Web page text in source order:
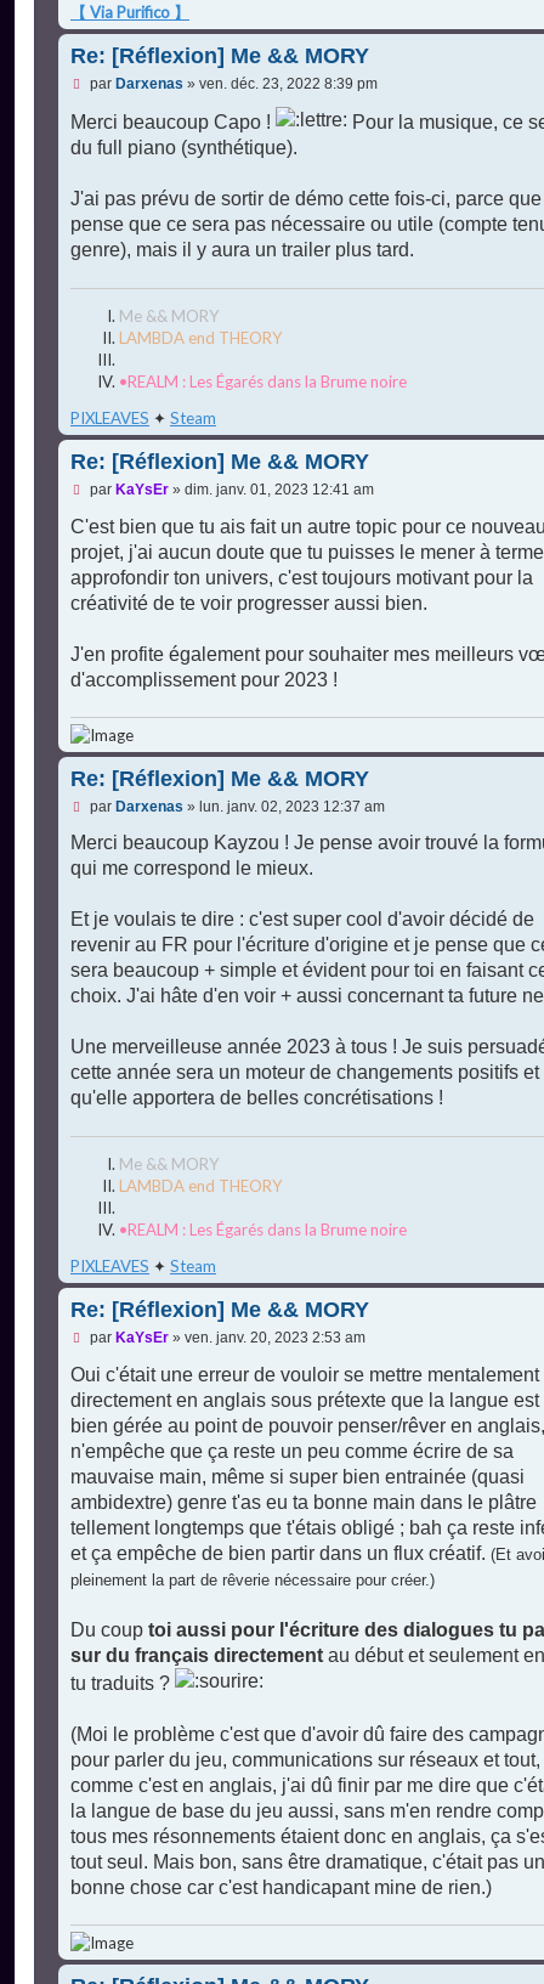
【 Via Purifico 】
Re: [Réflexion] Me && MORY
M
s
s
a
n
o
n
l
par Darxenas » ven. déc. 23, 2022 8:39 pm
Merci beaucoup Capo !
Pour la musique, ce
du full piano (synthétique).
J'ai pas prévu de sortir de démo cette fois-ci, parce
pense que ce sera pas nécessaire ou utile (compte
genre), mais il y aura un trailer plus tard.
Me && MORY
LAMBDA end THEORY
•REALM : Les Égarés dans la Brume noire
PIXLEAVES ✦ Steam
Re: [Réflexion] Me && MORY
M
s
a
g
e
n
l
u
par KaYsEr» dim. janv. 01, 2023 12:41 am
C'est bien que tu ais fait un autre topic pour ce
projet, j'ai aucun doute que tu puisses le mener à
approfondir ton univers, c'est toujours motivant pour la
créativité de te voir progresser aussi bien.
J'en profite également pour souhaiter mes meilleurs
d'accomplissement pour 2023 !
Re: [Réflexion] Me && MORY
M
s
a
n
o
l
u
par Darxenas » lun. janv. 02, 2023 12:37 am
Merci beaucoup Kayzou ! Je pense avoir trouvé la
qui me correspond le mieux.
Et je voulais te dire : c'est super cool d'avoir décidé de
revenir au FR pour l'écriture d'origine et je pense que
sera beaucoup + simple et évident pour toi en faisant
choix. J'ai hâte d'en voir + aussi concernant ta future
Une merveilleuse année 2023 à tous ! Je suis
cette année sera un moteur de changements positifs et
qu'elle apportera de belles concrétisations !
Me && MORY
LAMBDA end THEORY
•REALM : Les Égarés dans la Brume noire
PIXLEAVES ✦ Steam
Re: [Réflexion] Me && MORY
M
s
a
g
n
o
l
u
par KaYsEr» ven. janv. 20, 2023 2:53 am
Oui c'était une erreur de vouloir se mettre mentalement
directement en anglais sous prétexte que la langue est
bien gérée au point de pouvoir penser/rêver en
n'empêche que ça reste un peu comme écrire de sa
mauvaise main, même si super bien entrainée (quasi
ambidextre) genre t'as eu ta bonne main dans le plâtre
tellement longtemps que t'étais obligé ; bah ça reste
et ça empêche de bien partir dans un flux créatif. (Et
pleinement la part de rêverie nécessaire pour créer.)
Du coup toi aussi pour l'écriture des dialogues tu
sur du français directement au début et seulement
tu traduits ?
(Moi le problème c'est que d'avoir dû faire des
pour parler du jeu, communications sur réseaux et
comme c'est en anglais, j'ai dû finir par me dire que
la langue de base du jeu aussi, sans m'en rendre
tous mes résonnements étaient donc en anglais, ça
tout seul. Mais bon, sans être dramatique, c'était pas
bonne chose car c'est handicapant mine de rien.)